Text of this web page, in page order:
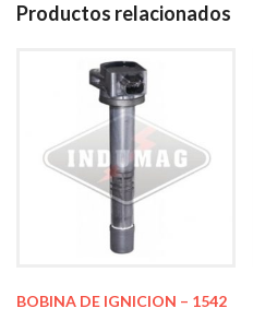
Productos relacionados
BOBINA DE IGNICION – 1542